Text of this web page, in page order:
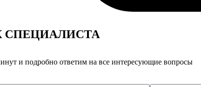
СПЕЦИАЛИСТА
и подробно ответим на все интересующие вопросы